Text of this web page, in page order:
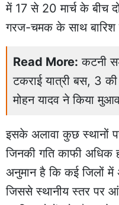
में 17 से 20 मार्च के बीच
गरज-चमक के साथ बारिश
Read More: कटनी
टकराई यात्री बस, 3
मोहन यादव ने किया
इसके अलावा कुछ स्थानों
जिनकी गति काफी अधिक
अनुमान है कि कई जिलों में
जिससे स्थानीय स्तर पर